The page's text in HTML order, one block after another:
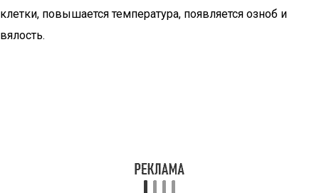
клетки, повышается температура, появляется озноб и
вялость.